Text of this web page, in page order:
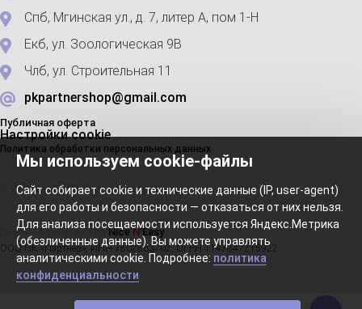
Спб, Мгинская ул., д. 7, литер А, пом 1-Н
Екб, ул. Зоологическая 9В
Члб, ул. Строительная 11
pkpartnershop@gmail.com
Публичная оферта
Настройки cookie
Политика обработки персональных данных
© 2023 PARTNER. Все права защищены
Дизайн и разработка Nice’N’Easy
ООО ПК «Партнер», ИНН 7802863702, ОГРН 1147847215922
Мы используем cookie-файлы
Сайт собирает cookie и технические данные (IP, user-agent)
для его работы и безопасности — отказаться от них нельзя.
Для анализа посещаемости используется Яндекс.Метрика
(обезличенные данные). Вы можете управлять
аналитическими cookie. Подробнее: политика
конфиденциальности